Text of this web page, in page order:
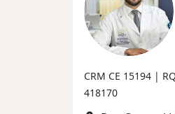
CRM CE 15194 |
418170